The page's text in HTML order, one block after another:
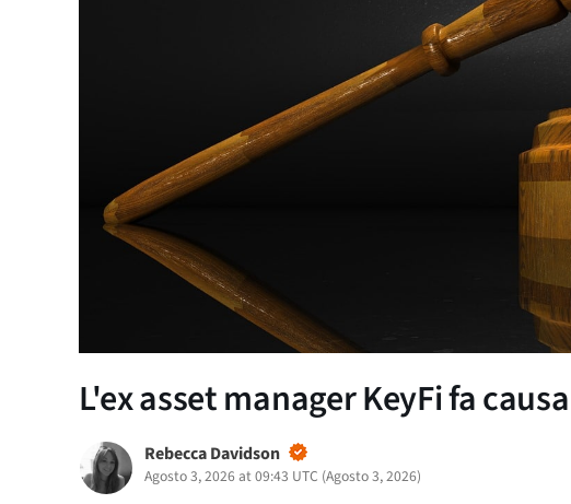
L'ex asset manager KeyFi fa
Rebecca Davidson
Agosto 3, 2026 at 09:43 UTC (Agosto 3, 2026)